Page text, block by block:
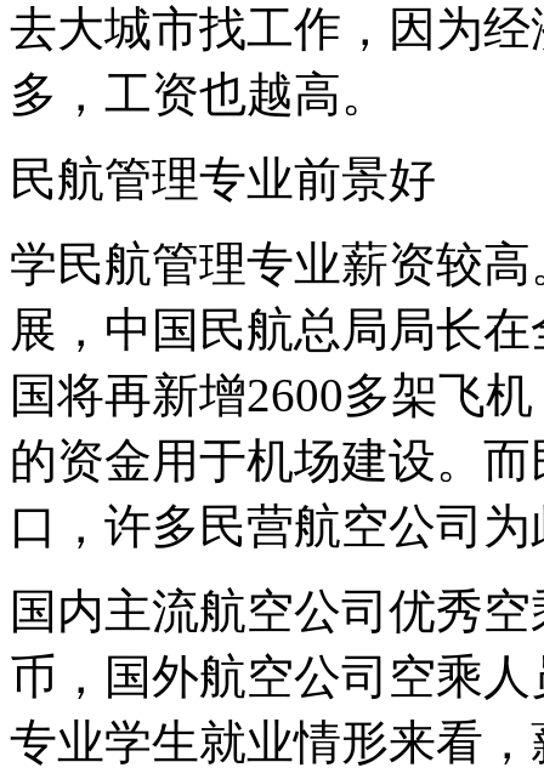
去大城市找工作，因为
多，工资也越高。
民航管理专业前景好
学民航管理专业薪资较
展，中国民航总局局长
国将再新增2600多架飞
的资金用于机场建设。
口，许多民营航空公司
国内主流航空公司优秀
币，国外航空公司空乘
专业学生就业情形来看